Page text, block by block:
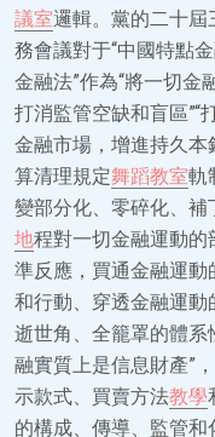
議室邏輯。黨的二十
務會議對于“中國特點
金融法”作為“將一切金
打消監管空缺和盲區”“
金融市場，增進持久本
算清理規定舞蹈教室軌
變部分化、零碎化、補
地程對一切金融運動
準反應，買通金融運
和行動、穿透金融運
逝世角、全籠罩的體系
融實質上是信息財產”
示款式、買賣方法教學
的構成、傳導、監管